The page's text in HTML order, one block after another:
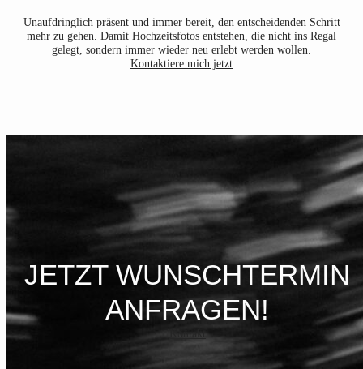
Unaufdringlich präsent und immer bereit, den entscheidenden Schritt
mehr zu gehen. Damit Hochzeitsfotos entstehen, die nicht ins Regal
gelegt, sondern immer wieder neu erlebt werden wollen.
Kontaktiere mich jetzt
JETZT WUNSCHTERMIN
ANFRAGEN!
Kontakt